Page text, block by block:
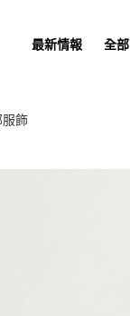
最新情報 全
服飾